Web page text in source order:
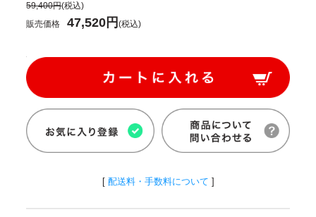
59,400円(税込)
販売価格
47,520円(税込)
[ 配送料・手数料について ]